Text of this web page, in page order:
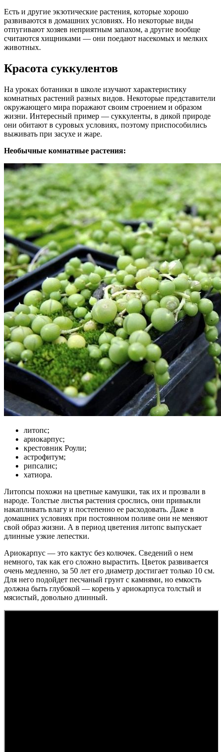
Есть и другие экзотические растения, которые хорошо
развиваются в домашних условиях. Но некоторые виды
отпугивают хозяев неприятным запахом, а другие вообще
считаются хищниками — они поедают насекомых и мелких
животных.
Красота суккулентов
На уроках ботаники в школе изучают характеристику
комнатных растений разных видов. Некоторые представители
окружающего мира поражают своим строением и образом
жизни. Интересный пример — суккуленты, в дикой природе
они обитают в суровых условиях, поэтому приспособились
выживать при засухе и жаре.
Необычные комнатные растения:
литопс;
ариокарпус;
крестовник Роули;
астрофитум;
рипсалис;
хатиора.
Литопсы похожи на цветные камушки, так их и прозвали в
народе. Толстые листья растения срослись, они привыкли
накапливать влагу и постепенно ее расходовать. Даже в
домашних условиях при постоянном поливе они не меняют
свой образ жизни. А в период цветения литопс выпускает
длинные узкие лепестки.
Ариокарпус — это кактус без колючек. Сведений о нем
немного, так как его сложно вырастить. Цветок развивается
очень медленно, за 50 лет его диаметр достигает только 10 см.
Для него подойдет песчаный грунт с камнями, но емкость
должна быть глубокой — корень у ариокарпуса толстый и
мясистый, довольно длинный.